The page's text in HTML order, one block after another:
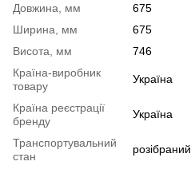
Довжина, мм
675
Ширина, мм
675
Висота, мм
746
Країна-виробник
товару
Україна
Країна реєстрації
бренду
Україна
Транспортувальний
стан
розібраний